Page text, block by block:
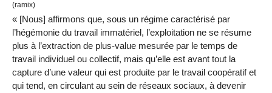
(ramix)
« [Nous] affirmons que, sous un régime caractérisé par
l’hégémonie du travail immatériel, l’exploitation ne se résume
plus à l’extraction de plus-value mesurée par le temps de
travail individuel ou collectif, mais qu’elle est avant tout la
capture d’une valeur qui est produite par le travail coopératif et
qui tend, en circulant au sein de réseaux sociaux, à devenir